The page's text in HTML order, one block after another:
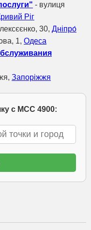
- вулиця
Ріг
30, Дніпро́
1, Одеса
Запоріжжя
с МСС 4900: